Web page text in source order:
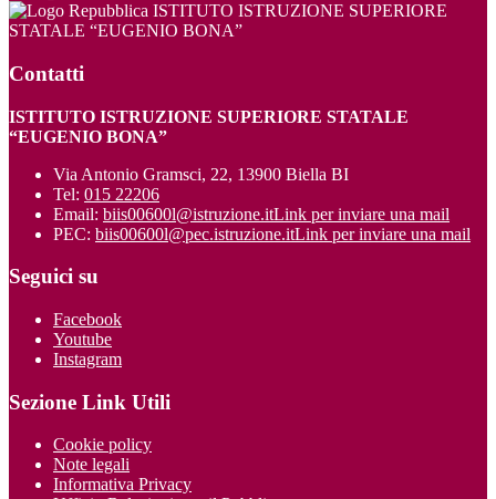
ISTITUTO ISTRUZIONE SUPERIORE
STATALE “EUGENIO BONA”
Contatti
ISTITUTO ISTRUZIONE SUPERIORE STATALE
“EUGENIO BONA”
Via Antonio Gramsci, 22, 13900 Biella BI
Tel: 015 22206
Email: biis00600l@istruzione.itLink per inviare una mail
PEC: biis00600l@pec.istruzione.itLink per inviare una mail
Seguici su
Facebook
Youtube
Instagram
Sezione Link Utili
Cookie policy
Note legali
Informativa Privacy